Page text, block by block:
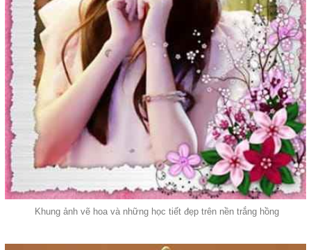
Khung ảnh vẽ hoa và những học tiết đẹp trên nền trắng hồng